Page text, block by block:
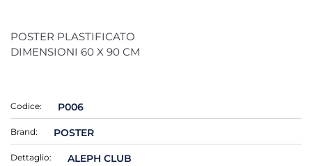
POSTER PLASTIFICATO
DIMENSIONI 60 X 90 CM
Codice: P006
Brand: POSTER
Dettaglio: ALEPH CLUB